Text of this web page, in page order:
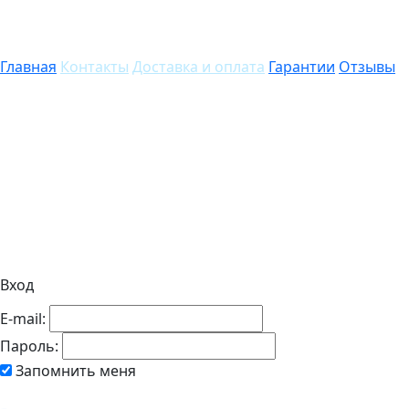
Главная Контакты Доставка и оплата Гарантии Отзывы
Вход
E-mail:
Пароль:
Запомнить меня